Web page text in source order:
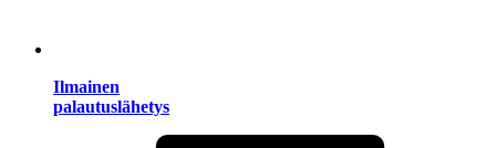
Ilmainen
palautuslähetys